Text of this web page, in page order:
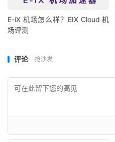
E-iX 机场怎么样？EIX Cloud 机
场评测
评论 抢沙发